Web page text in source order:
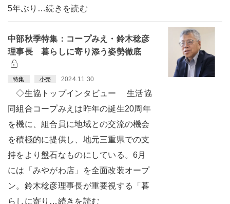
5年ぶり…続きを読む
中部秋季特集：コープみえ・鈴木稔彦
理事長 暮らしに寄り添う姿勢徹底
特集 小売 2024.11.30
◇生協トップインタビュー 生活協
同組合コープみえは昨年の誕生20周年
を機に、組合員に地域との交流の機会
を積極的に提供し、地元三重県での支
持をより盤石なものにしている。6月
には「みやがわ店」を全面改装オープ
ン。鈴木稔彦理事長が重要視する「暮
らしに寄り…続きを読む